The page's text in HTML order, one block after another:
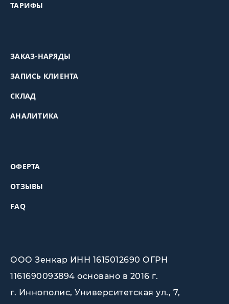
ТАРИФЫ
ЗАКАЗ-НАРЯДЫ
ЗАПИСЬ КЛИЕНТА
СКЛАД
АНАЛИТИКА
ОФЕРТА
ОТЗЫВЫ
FAQ
ООО Зенкар ИНН 1615012690 ОГРН
1161690093894 основано в 2016 г.
г. Иннополис, Университетская ул., 7,